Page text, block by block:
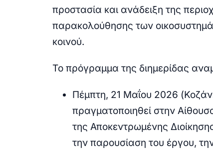
προστασία και ανάδειξη της
παρακολούθησης των
κοινού.
Το πρόγραμμα της διημερίδας
Πέμπτη, 21 Μαΐου 2026
πραγματοποιηθεί στην
της Αποκεντρωμένης
την παρουσίαση του έργου,